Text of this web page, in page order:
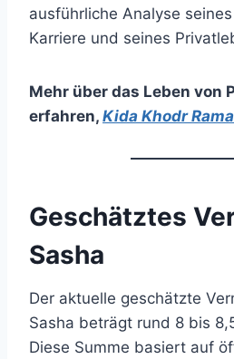
ausführliche Analyse
Karriere und seines
Mehr über das Leben von
erfahren, Kida Khodr
Geschätztes
Sasha
Der aktuelle geschätzte
Sasha beträgt rund 8 bis
Diese Summe basiert auf